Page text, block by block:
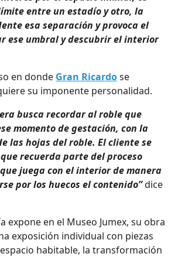
entre un estadío y otro, la
esa separación y provoca el
ese umbral y descubrir el interior
en donde Gran Ricardose
su imponente personalidad.
busca recordar al roble que
momento de gestación, con la
las hojas del roble. El cliente se
recuerda parte del proceso
juega con el interior de manera
por los huecos el contenido”dice
expone en el Museo Jumex, su obra
exposición individual con piezas
habitable, la transformación